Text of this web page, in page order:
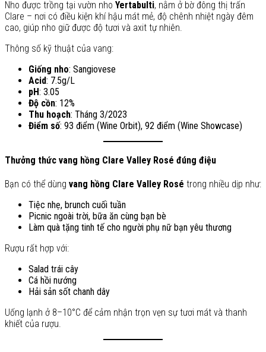
Nho được trồng tại vườn nho Yertabulti, nằm ở bờ đông thị trấn
Clare – nơi có điều kiện khí hậu mát mẻ, độ chênh nhiệt ngày đêm
cao, giúp nho giữ được độ tươi và axit tự nhiên.
Thông số kỹ thuật của vang:
Giống nho: Sangiovese
Acid: 7.5g/L
pH: 3.05
Độ cồn: 12%
Thu hoạch: Tháng 3/2023
Điểm số: 93 điểm (Wine Orbit), 92 điểm (Wine Showcase)
Thưởng thức vang hồng Clare Valley Rosé đúng điệu
Bạn có thể dùng vang hồng Clare Valley Rosé trong nhiều dịp như:
Tiệc nhẹ, brunch cuối tuần
Picnic ngoài trời, bữa ăn cùng bạn bè
Làm quà tặng tinh tế cho người phụ nữ bạn yêu thương
Rượu rất hợp với:
Salad trái cây
Cá hồi nướng
Hải sản sốt chanh dây
Uống lạnh ở 8–10°C để cảm nhận trọn vẹn sự tươi mát và thanh
khiết của rượu.